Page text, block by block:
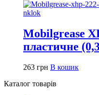
Mobilgrease
пластичне
263 грн В кошик
Каталог товарів